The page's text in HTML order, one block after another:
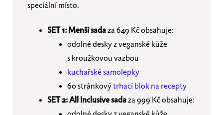
speciální místo.
SET 1: Menší sadaza 649 Kč obsahuje:
odolné desky z veganské kůže
s kroužkovou vazbou
kuchařské samolepky
60 stránkovýtrhací blok na recepty
SET 2:All Inclusive sadaza 999 Kč obsahuje: